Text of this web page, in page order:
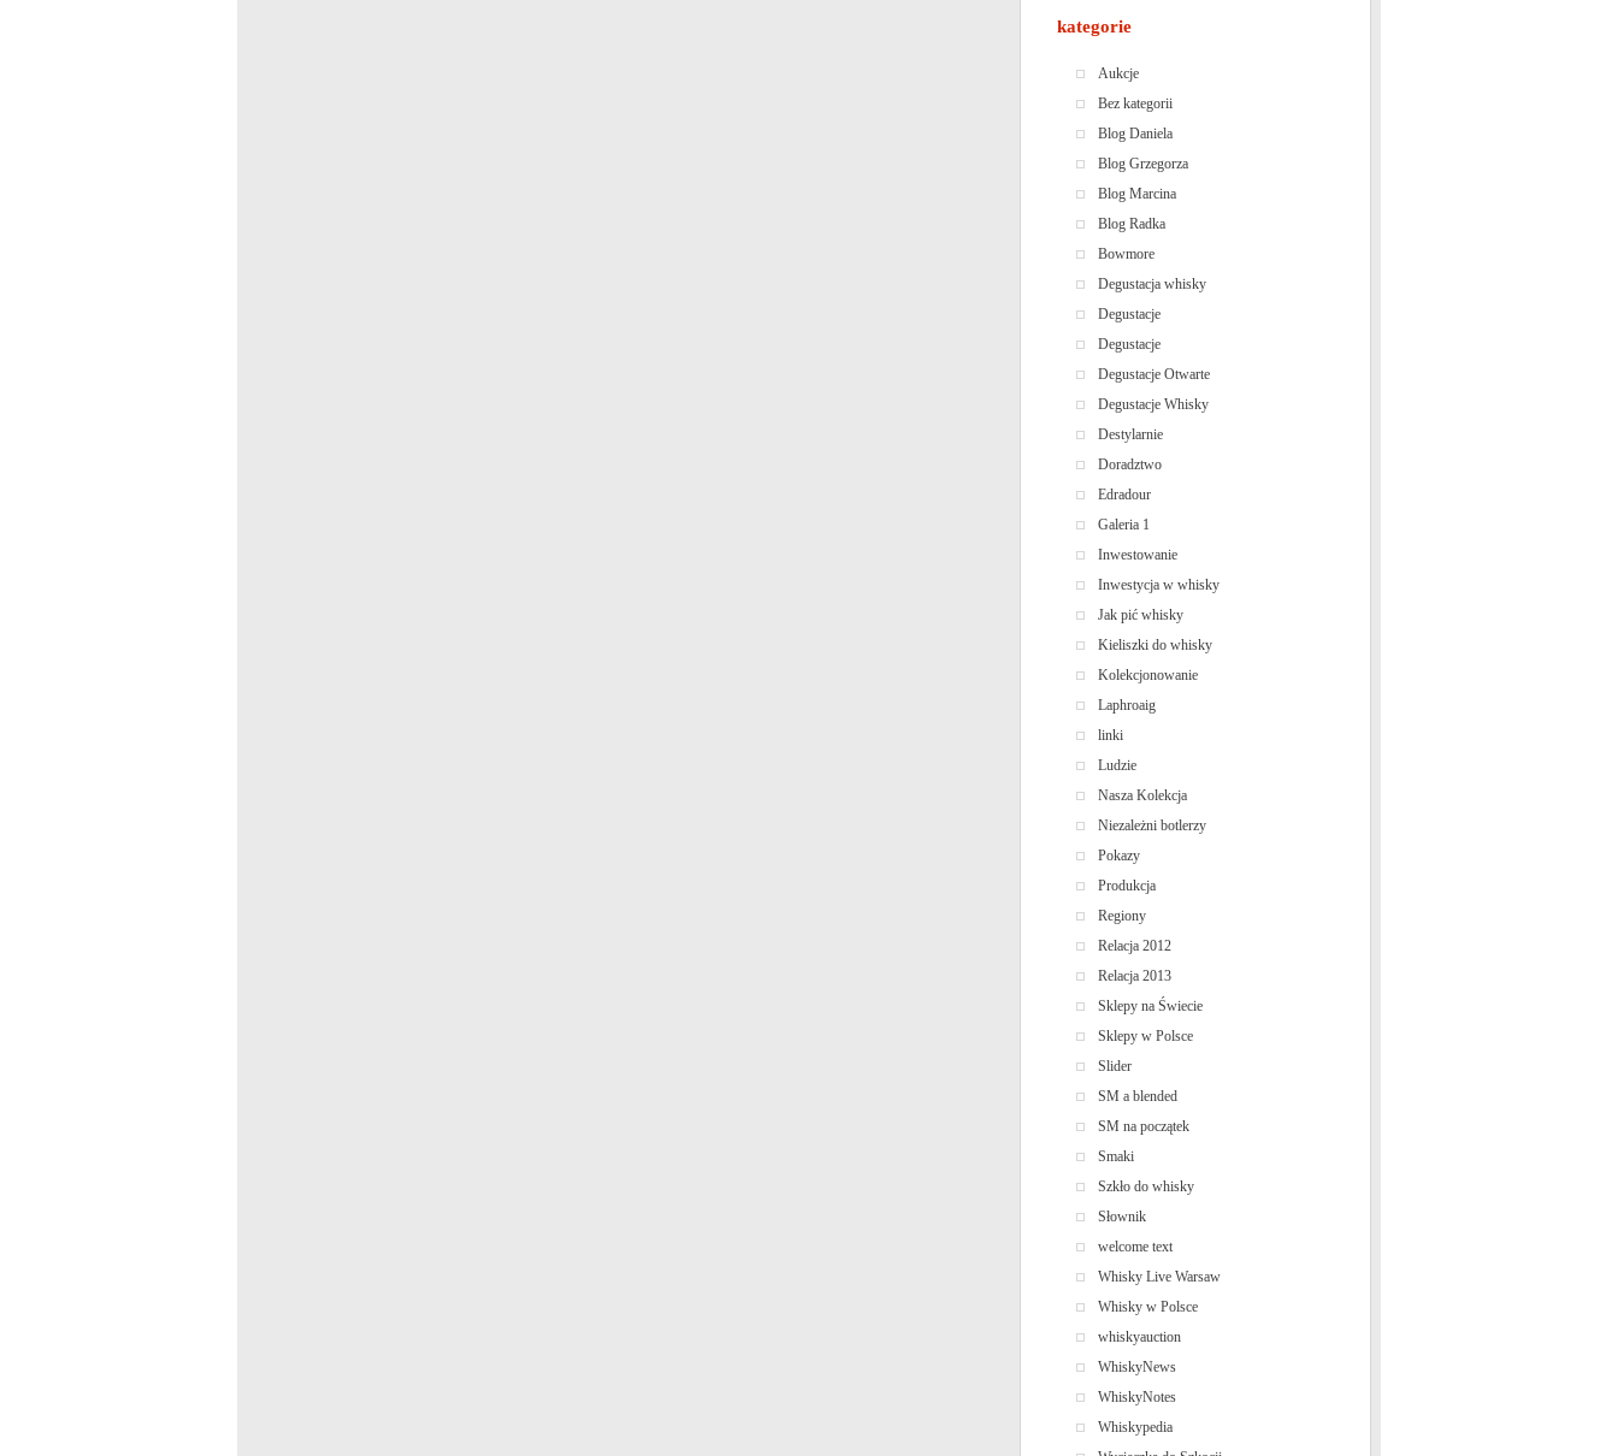
kategorie
Aukcje
Bez kategorii
Blog Daniela
Blog Grzegorza
Blog Marcina
Blog Radka
Bowmore
Degustacja whisky
Degustacje
Degustacje
Degustacje Otwarte
Degustacje Whisky
Destylarnie
Doradztwo
Edradour
Galeria 1
Inwestowanie
Inwestycja w whisky
Jak pić whisky
Kieliszki do whisky
Kolekcjonowanie
Laphroaig
linki
Ludzie
Nasza Kolekcja
Niezależni botlerzy
Pokazy
Produkcja
Regiony
Relacja 2012
Relacja 2013
Sklepy na Świecie
Sklepy w Polsce
Slider
SM a blended
SM na początek
Smaki
Szkło do whisky
Słownik
welcome text
Whisky Live Warsaw
Whisky w Polsce
whiskyauction
WhiskyNews
WhiskyNotes
Whiskypedia